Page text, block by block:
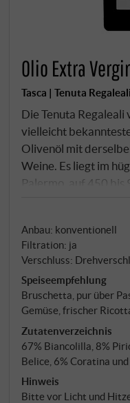
Olio Extra
Tasca | Tenuta
Die Tenuta Regaleali
vielleicht
Olivenöl mit
Weine. Es liegt im
Palermo, auf 450 bis
Meer und seinen
geben diesem Extra
Biancolilla als
Piricuddara,
Nerva, Ogliarola,
Anbau: konventionell
Filtration: ja
Verschluss:
Speiseempfehlung
Bruschetta, pur über
Gemüse, frischer
Zutatenverzeichnis
67% Biancolilla, 8%
Belice, 6% Coratina
Hinweis
Bitte vor Licht und